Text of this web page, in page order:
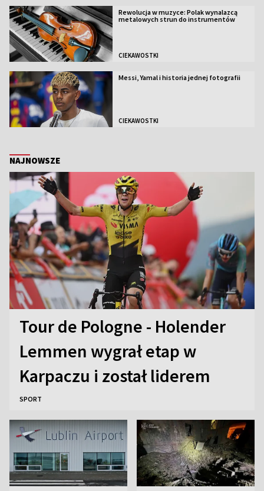
Rewolucja w muzyce: Polak wynalazcą
metalowych strun do instrumentów
CIEKAWOSTKI
Messi, Yamal i historia jednej fotografii
CIEKAWOSTKI
NAJNOWSZE
Tour de Pologne - Holender
Lemmen wygrał etap w
Karpaczu i został liderem
SPORT